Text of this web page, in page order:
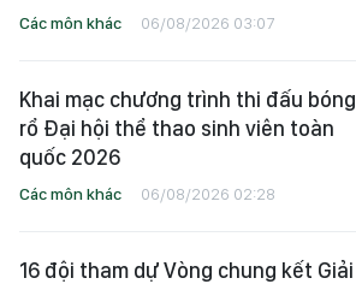
Các môn khác 06/08/2026 03:07
Khai mạc chương trình thi đấu bóng
rổ Đại hội thể thao sinh viên toàn
quốc 2026
Các môn khác 06/08/2026 02:28
16 đội tham dự Vòng chung kết Giải